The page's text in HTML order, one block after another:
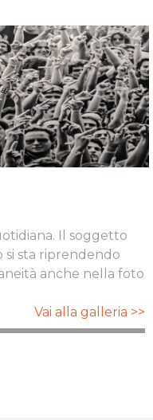
Il soggetto
si sta riprendendo
anche nella foto
Vai alla galleria >>